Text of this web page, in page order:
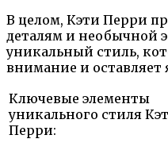
В целом, Кэти Перри
деталям и необычной
уникальный стиль,
внимание и оставляет
Ключевые элементы
уникального стиля
Перри: